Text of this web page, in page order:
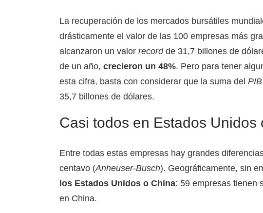
La recuperación de los mercados bursátiles
drásticamente el valor de las 100 empresas más
alcanzaron un valor recordde 31,7 billones de
de un año, crecieron un 48%. Pero para tener
esta cifra, basta con considerar que la suma del PIB
35,7 billones de dólares.
Casi todos en Estados Unidos
Entre todas estas empresas hay grandes
centavo (Anheuser-Busch). Geográficamente, sin
los Estados Unidos o China: 59 empresas tienen
en China.